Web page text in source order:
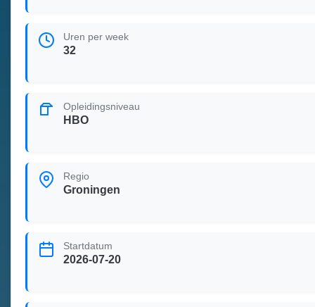
Uren per week
32
Opleidingsniveau
HBO
Regio
Groningen
Startdatum
2026-07-20